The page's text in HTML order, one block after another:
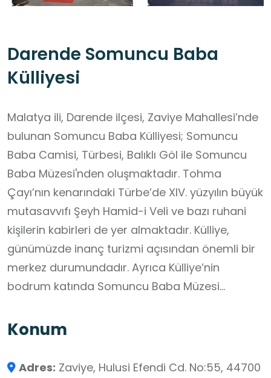
Darende Somuncu Baba
Külliyesi
Malatya ili, Darende ilçesi, Zaviye Mahallesi’nde
bulunan Somuncu Baba Külliyesi; Somuncu
Baba Camisi, Türbesi, Balıklı Göl ile Somuncu
Baba Müzesi'nden oluşmaktadır. Tohma
Çayı’nın kenarındaki Türbe’de XIV. yüzyılın büyük
mutasavvıfı Şeyh Hamid-i Veli ve bazı ruhani
kişilerin kabirleri de yer almaktadır. Külliye,
günümüzde inanç turizmi açısından önemli bir
merkez durumundadır. Ayrıca Külliye’nin
bodrum katında Somuncu Baba Müzesi
Konum
Adres: Zaviye, Hulusi Efendi Cd. No:55, 44700